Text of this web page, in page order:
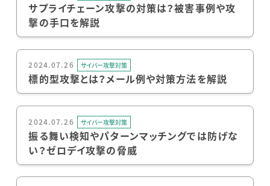
サプライチェーン攻撃の対策は？被害事例や攻
撃の手口を解説
2024.07.26 サイバー攻撃対策
標的型攻撃とは？メール例や対策方法を解説
2024.07.26 サイバー攻撃対策
振る舞い検知やパターンマッチングでは防げな
い？ゼロデイ攻撃の脅威